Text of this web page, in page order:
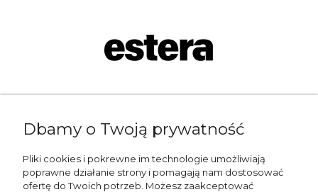
shop@esterashop.com
+48 785 709 330
Dbamy o Twoją prywatność
Pliki cookies i pokrewne im technologie umożliwiają
poprawne działanie strony i pomagają nam dostosować
ofertę do Twoich potrzeb. Możesz zaakceptować